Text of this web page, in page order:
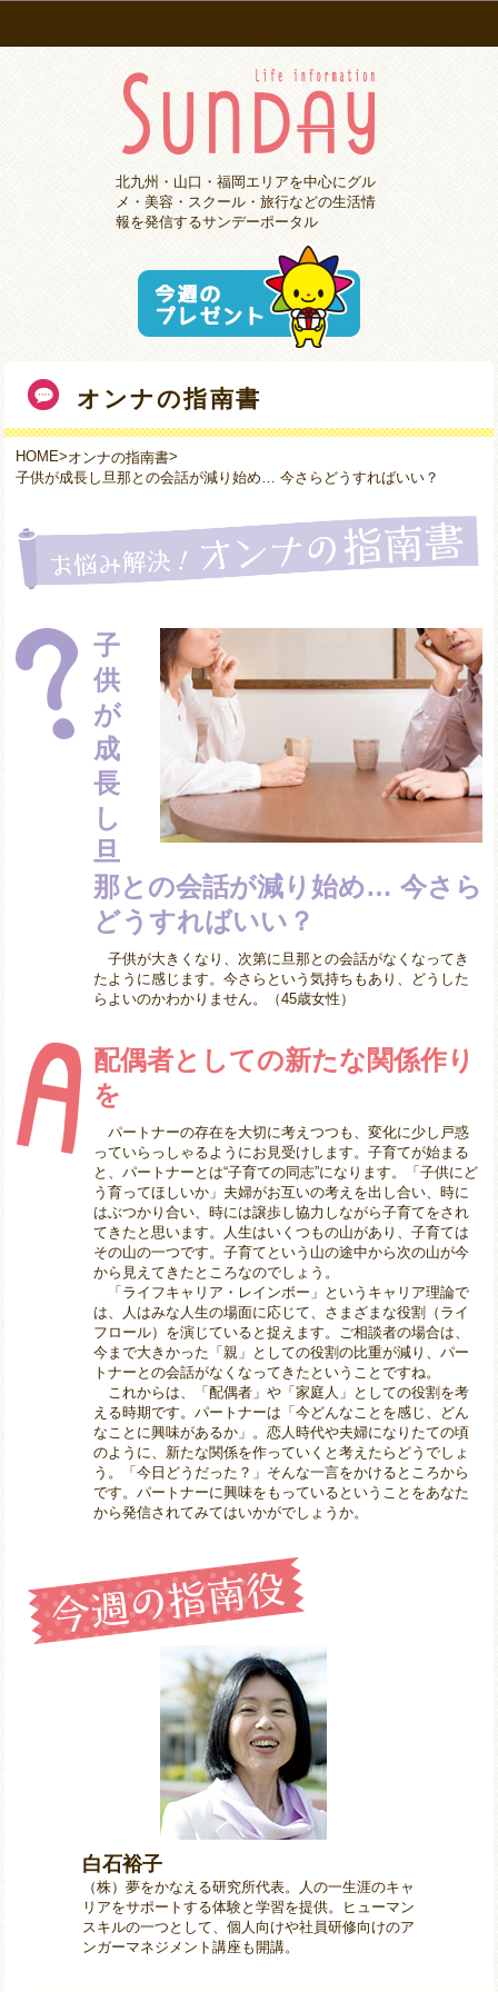
北九州・山口・福岡エリアを中心にグル
メ・美容・スクール・旅行などの生活情
報を発信するサンデーポータル
オンナの指南書
HOME>オンナの指南書>
子供が成長し旦那との会話が減り始め… 今さらどうすればいい？
子
供
が
成
長
し
旦
那との会話が減り始め… 今さら
どうすればいい？
子供が大きくなり、次第に旦那との会話がなくなってき
たように感じます。今さらという気持ちもあり、どうした
らよいのかわかりません。（45歳女性）
配偶者としての新たな関係作り
を
パートナーの存在を大切に考えつつも、変化に少し戸惑
っていらっしゃるようにお見受けします。子育てが始まる
と、パートナーとは“子育ての同志”になります。「子供にど
う育ってほしいか」夫婦がお互いの考えを出し合い、時に
はぶつかり合い、時には譲歩し協力しながら子育てをされ
てきたと思います。人生はいくつもの山があり、子育ては
その山の一つです。子育てという山の途中から次の山が今
から見えてきたところなのでしょう。
「ライフキャリア・レインボー」というキャリア理論で
は、人はみな人生の場面に応じて、さまざまな役割（ライ
フロール）を演じていると捉えます。ご相談者の場合は、
今まで大きかった「親」としての役割の比重が減り、パー
トナーとの会話がなくなってきたということですね。
これからは、「配偶者」や「家庭人」としての役割を考
える時期です。パートナーは「今どんなことを感じ、どん
なことに興味があるか」。恋人時代や夫婦になりたての頃
のように、新たな関係を作っていくと考えたらどうでしょ
う。「今日どうだった？」そんな一言をかけるところから
です。パートナーに興味をもっているということをあなた
から発信されてみてはいかがでしょうか。
白石裕子
（株）夢をかなえる研究所代表。人の一生涯のキャ
リアをサポートする体験と学習を提供。ヒューマン
スキルの一つとして、個人向けや社員研修向けのア
ンガーマネジメント講座も開講。